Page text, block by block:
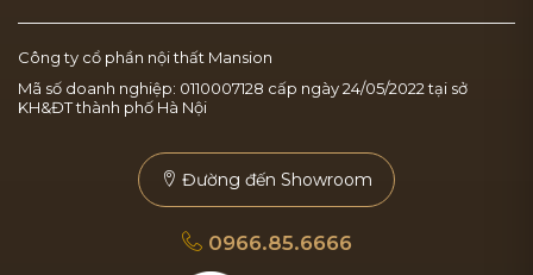
Công ty cổ phần nội thất Mansion
Mã số doanh nghiệp: 0110007128 cấp ngày 24/05/2022 tại sở
KH&ĐT thành phố Hà Nội
Đường đến Showroom
0966.85.6666